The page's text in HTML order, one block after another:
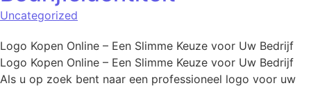
Uncategorized
Logo Kopen Online – Een Slimme Keuze voor Uw Bedrijf
Logo Kopen Online – Een Slimme Keuze voor Uw Bedrijf
Als u op zoek bent naar een professioneel logo voor uw